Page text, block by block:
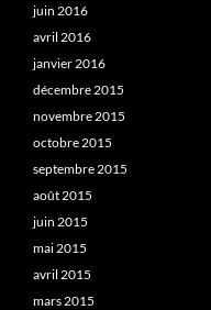
juin 2016
avril 2016
janvier 2016
décembre 2015
novembre 2015
octobre 2015
septembre 2015
août 2015
juin 2015
mai 2015
avril 2015
mars 2015